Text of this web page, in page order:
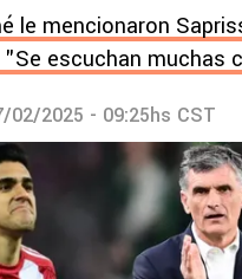
le mencionaron
escuchan muchas
02/2025 - 09:25hs CST